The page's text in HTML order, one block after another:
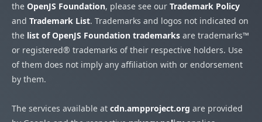
the OpenJS Foundation, please see our Trademark Policy
and Trademark List. Trademarks and logos not indicated on
the list of OpenJS Foundation trademarks are trademarks™
or registered® trademarks of their respective holders. Use
of them does not imply any affiliation with or endorsement
by them.
The services available at cdn.ampproject.org are provided